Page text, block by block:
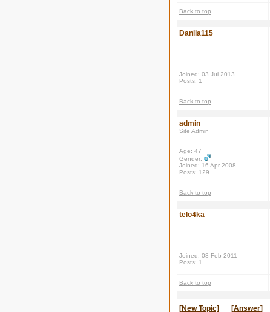
Back to top
Danila115
Joined: 03 Jul 2013
Posts: 1
Back to top
admin
Site Admin
Age: 47
Gender:
Joined: 16 Apr 2008
Posts: 129
Back to top
telo4ka
Joined: 08 Feb 2011
Posts: 1
Back to top
[New Topic] [Answer]